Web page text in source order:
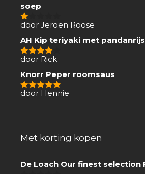
soep
1
5
door Jeroen Roose
AH Kip teriyaki met
4van 5
door Rick
Knorr Peper roomsaus
5van 5
door Hennie
Met korting kopen
De Loach Our finest selection